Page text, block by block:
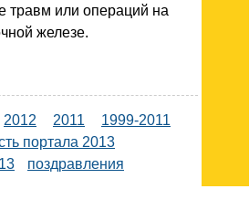
травм или операций на
железе.
2012 2011
1999-2011
портала 2013
поздравления